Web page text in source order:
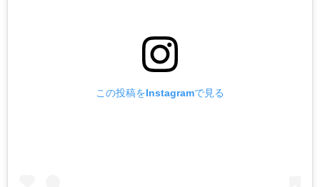
この投稿をInstagramで見る